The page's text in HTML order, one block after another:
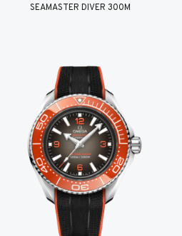
SEAMASTER DIVER 300M